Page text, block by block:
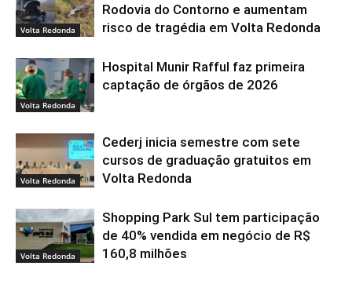
Volta Redonda
Rodovia do Contorno e aumentam
risco de tragédia em Volta Redonda
Volta Redonda
Hospital Munir Rafful faz primeira
captação de órgãos de 2026
Volta Redonda
Cederj inicia semestre com sete
cursos de graduação gratuitos em
Volta Redonda
Volta Redonda
Shopping Park Sul tem participação
de 40% vendida em negócio de R$
160,8 milhões